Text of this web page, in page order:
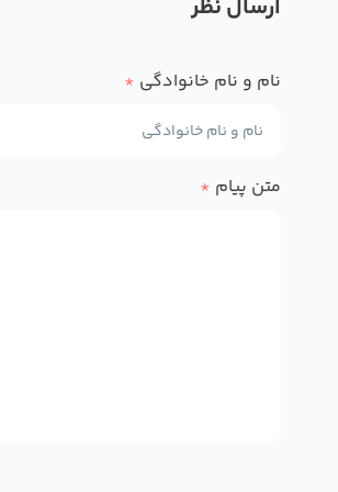
ارسال نظر
نام و نام خانوادگی *
متن پیام *